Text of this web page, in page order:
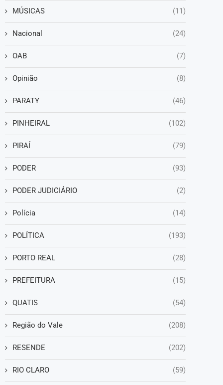
MÚSICAS (11)
Nacional (24)
OAB (7)
Opinião (8)
PARATY (46)
PINHEIRAL (102)
PIRAÍ (79)
PODER (93)
PODER JUDICIÁRIO (2)
Polícia (14)
POLÍTICA (193)
PORTO REAL (28)
PREFEITURA (15)
QUATIS (54)
Região do Vale (208)
RESENDE (202)
RIO CLARO (59)